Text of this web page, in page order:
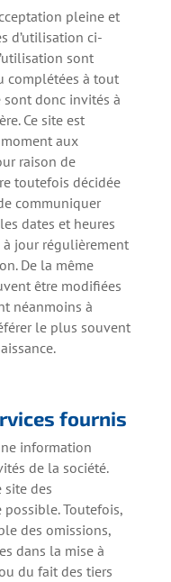
pleine et
d’utilisation ci-
sont
complétées à tout
donc invités à
Ce site est
aux
raison de
toutefois décidée
communiquer
dates et heures
à jour régulièrement
De la même
être modifiées
néanmoins à
le plus souvent
fournis
information
de la société.
site des
Toutefois,
des omissions,
dans la mise à
du fait des tiers